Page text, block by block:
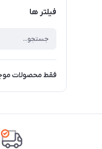
فیلتر ها
فقط محصولات